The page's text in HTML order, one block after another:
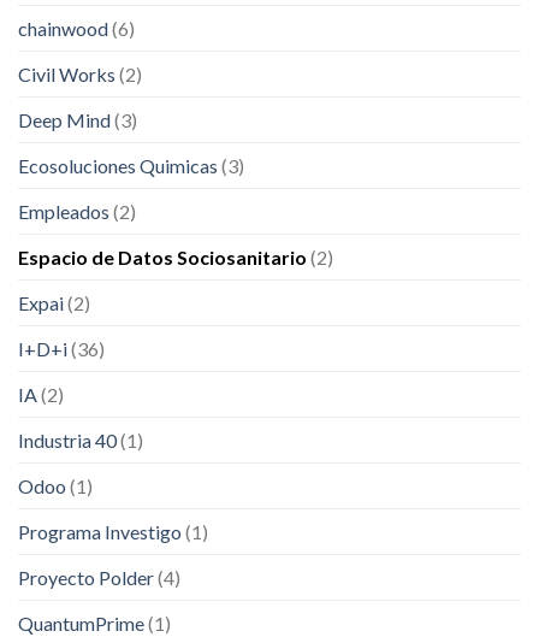
chainwood(6)
Civil Works (2)
Deep Mind(3)
Ecosoluciones Quimicas (3)
Empleados (2)
Espacio de Datos Sociosanitario (2)
Expai(2)
I+D+i(36)
IA(2)
Industria 40(1)
Odoo (1)
Programa Investigo (1)
Proyecto Polder(4)
QuantumPrime(1)